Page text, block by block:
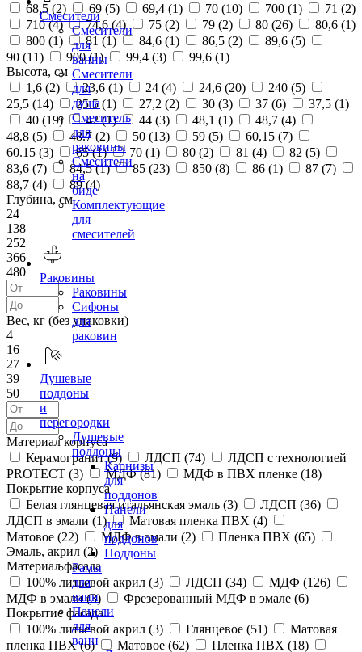
Смесители
Смесители
для
ванны
Смесители
для
душа
Смеситель
для
раковины
Смесители
на
биде
Комплектующие
для
смесителей
Раковины
Раковины
Сифоны
для
раковин
Душевые
поддоны
и
перегородки
Душевые
поддоны
Карнизы
для
поддонов
Панели
для
поддонов
Поддоны
Рамы
для
ванн
Панели
для
ванн
68,5 (2) 69 (5) 69,4 (1) 70 (10) 700 (1) 71 (2)
710 (4) 74,6 (4) 75 (2) 79 (2) 80 (26) 80,6 (1)
800 (1) 81 (1) 84,6 (1) 86,5 (2) 89,6 (5)
90 (11) 900 (1) 99,4 (3) 99,6 (1)
Высота, см
1,6 (2) 23,6 (1) 24 (4) 24,6 (20) 240 (5)
25,5 (14) 25.5 (1) 27,2 (2) 30 (3) 37 (6) 37,5 (1)
40 (19) 42 (1) 44 (3) 48,1 (1) 48,7 (4)
48,8 (5) 48.7 (2) 50 (13) 59 (5) 60,15 (7)
60.15 (3) 65 (1) 70 (1) 80 (2) 81 (4) 82 (5)
83,6 (7) 84,5 (1) 85 (23) 850 (8) 86 (1) 87 (7)
88,7 (4) 89 (4)
Глубина, см
24
138
252
366
480
Вес, кг (без упаковки)
4
16
27
39
50
Материал корпуса
Керамогранит (9) ЛДСП (74)
ЛДСП с технологией
PROTECT (3) МДФ (81) МДФ в ПВХ пленке (18)
Покрытие корпуса
Белая глянцевая итальянская эмаль (3) ЛДСП (36)
ЛДСП в эмали (1) Матовая пленка ПВХ (4)
Матовое (22) МДФ в эмали (2) Пленка ПВХ (65)
Эмаль, акрил (2)
Материал фасада
100% литьевой акрил (3) ЛДСП (34) МДФ (126)
МДФ в эмали (3) Фрезерованный МДФ в эмале (6)
Покрытие фасада
100% литьевой акрил (3) Глянцевое (51)
Матовая
пленка ПВХ (6) Матовое (62) Пленка ПВХ (18)